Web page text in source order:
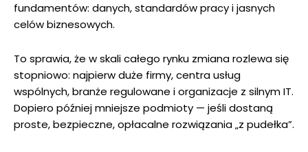
fundamentów: danych, standardów pracy i jasnych
celów biznesowych.
To sprawia, że w skali całego rynku zmiana rozlewa się
stopniowo: najpierw duże firmy, centra usług
wspólnych, branże regulowane i organizacje z silnym IT.
Dopiero później mniejsze podmioty — jeśli dostaną
proste, bezpieczne, opłacalne rozwiązania „z pudełka”.